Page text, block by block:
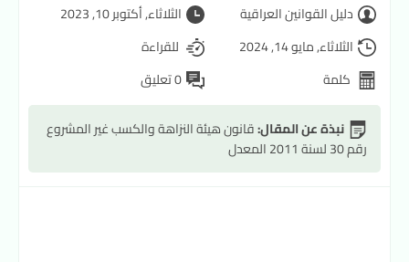
دليل القوانين العراقية
الثلاثاء, أكتوبر 10, 2023
الثلاثاء, مايو 14, 2024
للقراءة
كلمة
0 تعليق
نبذة عن المقال:قانون هيئة النزاهة والكسب غير المشروع
رقم 30 لسنة 2011 المعدل